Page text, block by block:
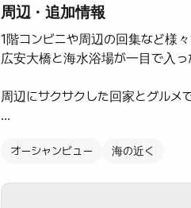
周辺・追加情報
1階コンビニや周辺の回集など様
広安大橋と海水浴場が一目で入っ
周辺にサクサクした回家とグルメ
オーシャンビュー 海の近く